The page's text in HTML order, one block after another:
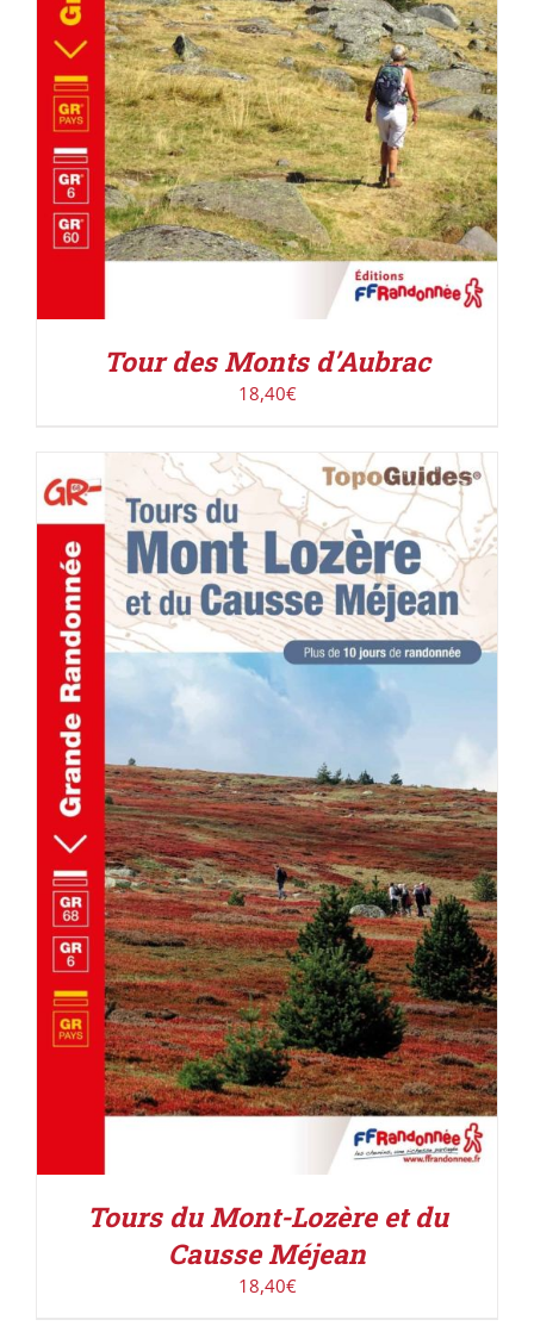
Tour des Monts d’Aubrac
18,40€
AJOUTER AU PANIER / DÉTAILS
Tours du Mont-Lozère et du
Causse Méjean
18,40€